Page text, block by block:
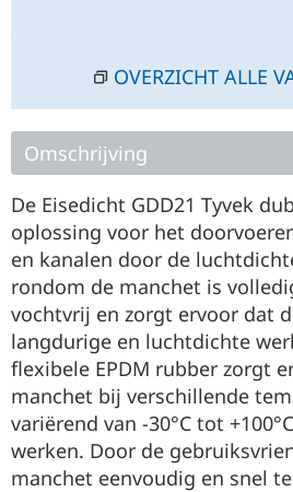
OVERZICHT ALLE
Omschrijving
De Eisedicht GDD21 Tyvek
oplossing voor het
en kanalen door de
rondom de manchet is
vochtvrij en zorgt ervoor dat
langdurige en luchtdichte
flexibele EPDM rubber zorgt
manchet bij verschillende
variërend van -30°C tot
werken. Door de
manchet eenvoudig en snel